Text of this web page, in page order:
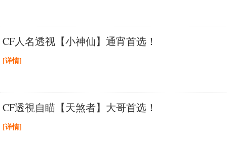
CF人名透视【小神仙】通宵首选！
[详情]
CF透視自瞄【天煞者】大哥首选！
[详情]